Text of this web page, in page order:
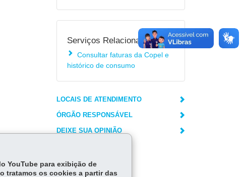
Serviços Relacionados:
Consultar faturas da Copel e
histórico de consumo
LOCAIS DE ATENDIMENTO
ÓRGÃO RESPONSÁVEL
DEIXE SUA OPINIÃO
YouTube para exibição de
tratamos os cookies a partir das